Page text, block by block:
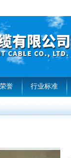
誉 行业标准